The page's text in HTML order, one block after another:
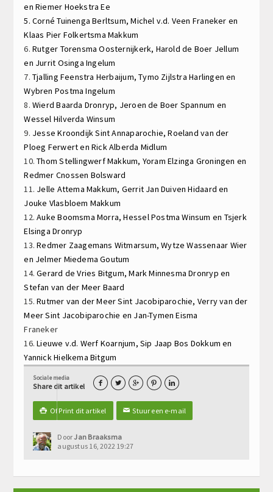
enRiemer HoekstraEe
5.Corné TuinengaBerltsum,Michel v.d. Veen Franeker en
Klaas Pier FolkertsmaMakkum
6.Rutger TorensmaOosternijkerk, Harold de Boer Jellum
en Jurrit Osinga Ingelum
7.Tjalling Feenstra Herbaijum,Tymo ZijlstraHarlingen en
Wybren PostmaIngelum
8.Wierd Baarda Dronryp, Jeroen de Boer Spannum en
Wessel Hilverda Winsum
9. Jesse KroondijkSint Annaparochie,Roeland van der
Ploeg Ferwert en Rick Alberda Midlum
10.Thom StellingwerfMakkum, Yoram Elzinga Groningen en
Redmer Cnossen Bolsward
11. Jelle Attema Makkum, Gerrit Jan DuivenHidaard en
Jouke Vlasbloem Makkum
12.Auke Boomsma Morra,Hessel PostmaWinsum en Tsjerk
ElsingaDronryp
13.Redmer Zaagemans Witmarsum,Wytze Wassenaar Wier
en Jelmer MiedemaGoutum
14.Gerard de Vries Bitgum,Mark MinnesmaDronryp en
Stefan van der Meer Baard
15.Rutmer van der MeerSint Jacobiparochie, Verry van der
MeerSint Jacobiparochie en Jan-Tymen Eisma
Franeker
16.Lieuwe v.d. Werf Koarnjum, Sip Jaap Bos Dokkum en
Yannick Hielkema Bitgum
Sociale media
Share dit artikel     
 Of Print dit artikel ✉Stuur een e-mail
DoorJan Braaksma
augustus 16, 2022 19:27